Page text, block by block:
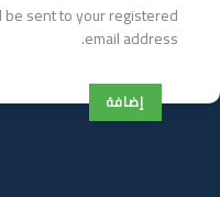
sent to your registered
email address.